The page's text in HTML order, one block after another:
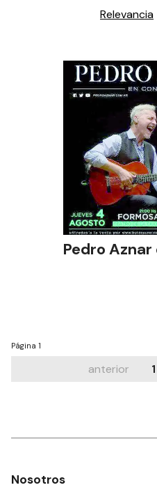
Relevancia
Pedro
Página 1
anterior 1
Nosotros